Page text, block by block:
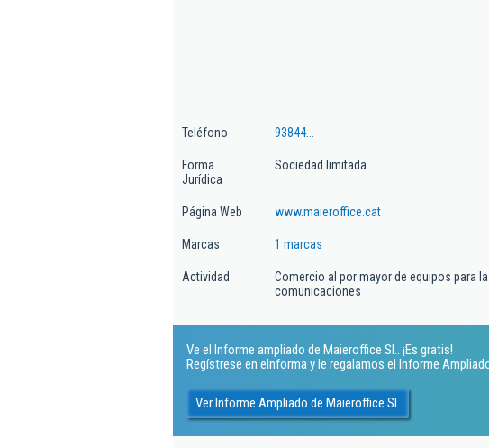
Teléfono 93844...
Forma
Jurídica
Sociedad limitada
Página Web www.maieroffice.cat
Marcas 1 marcas
Actividad
Comercio al por mayor de equipos para
comunicaciones
Ve el Informe ampliado de Maieroffice Sl.. ¡Es gratis!
Regístrese en eInforma y le regalamos el Informe
Ver Informe Ampliado de Maieroffice Sl.